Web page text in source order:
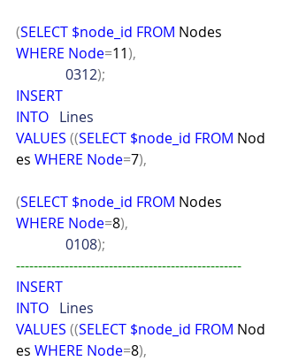
(SELECT $node_id FROM Nodes
WHERE Node=11),
0312);
INSERT
INTO Lines
VALUES ((SELECT $node_id FROM Nod
es WHERE Node=7),
(SELECT $node_id FROM Nodes
WHERE Node=8),
0108);
---------------------------------------------------
INSERT
INTO Lines
VALUES ((SELECT $node_id FROM Nod
es WHERE Node=8),